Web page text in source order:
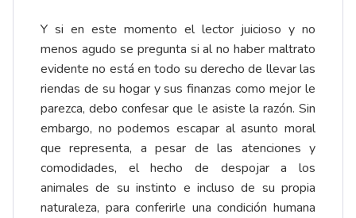
Y si en este momento el lector juicioso y no
menos agudo se pregunta si al no haber maltrato
evidente no está en todo su derecho de llevar las
riendas de su hogar y sus finanzas como mejor le
parezca, debo confesar que le asiste la razón. Sin
embargo, no podemos escapar al asunto moral
que representa, a pesar de las atenciones y
comodidades, el hecho de despojar a los
animales de su instinto e incluso de su propia
naturaleza, para conferirle una condición humana